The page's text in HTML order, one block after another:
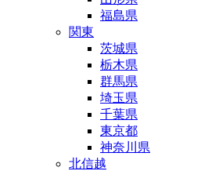
福島県
関東
茨城県
栃木県
群馬県
埼玉県
千葉県
東京都
神奈川県
北信越